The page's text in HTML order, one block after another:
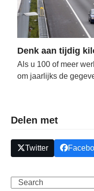
Denk aan tijdig
Als u 100 of meer
om jaarlijks de
Delen met
Twitter
Search